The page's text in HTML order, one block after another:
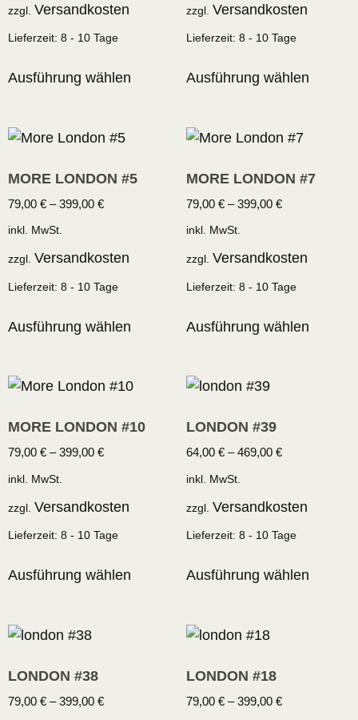
zzgl. Versandkosten
Lieferzeit: 8 - 10 Tage
Ausführung wählen
zzgl. Versandkosten
Lieferzeit: 8 - 10 Tage
Ausführung wählen
MORE LONDON #5
79,00 € –399,00 €
inkl. MwSt.
zzgl. Versandkosten
Lieferzeit: 8 - 10 Tage
Ausführung wählen
MORE LONDON #7
79,00 €–399,00 €
inkl. MwSt.
zzgl. Versandkosten
Lieferzeit: 8 - 10 Tage
Ausführung wählen
MORE LONDON #10
79,00 € –399,00 €
inkl. MwSt.
zzgl. Versandkosten
Lieferzeit: 8 - 10 Tage
Ausführung wählen
LONDON #39
64,00 €–469,00 €
inkl. MwSt.
zzgl. Versandkosten
Lieferzeit: 8 - 10 Tage
Ausführung wählen
LONDON #38
79,00 € –399,00 €
LONDON #18
79,00 €–399,00 €